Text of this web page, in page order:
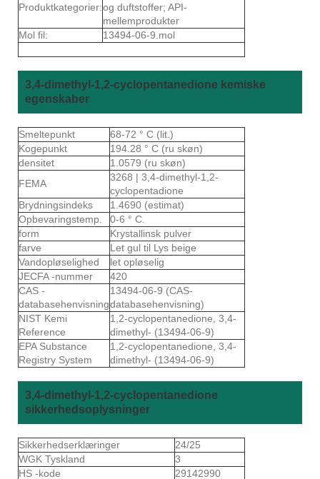
Produktkategorier:og duftstoffer; API-
mellemprodukter
Mol fil:
13494-06-9.mol
3,4-dimethyl-1,2-cyclopentanedione kemiske
egenskaber
Smeltepunkt
68-72 ° C (lit.)
Kogepunkt
194.28 ° C (ru skøn)
densitet
1.0579 (ru skøn)
FEMA
3268 | 3,4-dimethyl-1,2-
cyclopentadione
Brydningsindeks
1.4690 (estimat)
Opbevaringstemp.
0-6 ° C.
form
Krystallinsk pulver
farve
Let gul til Lys beige
Vandopløselighed
let opløselig
JECFA -nummer
420
CAS -
databasehenvisning
13494-06-9 (CAS-
databasehenvisning)
NIST Kemi
Reference
1,2-cyclopentanedione, 3,4-
dimethyl- (13494-06-9)
EPA Substance
Registry System
1,2-cyclopentanedione, 3,4-
dimethyl- (13494-06-9)
3,4-dimethyl-1,2-cyclopentanedione
sikkerhedsoplysninger
Sikkerhedserklæringer
24/25
WGK Tyskland
3
HS -kode
29142990